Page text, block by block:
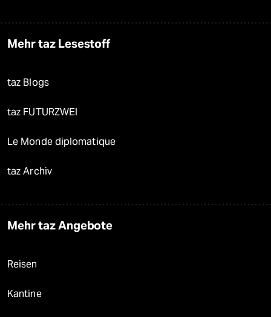
Mehr taz Lesestoff
taz Blogs
taz FUTURZWEI
Le Monde diplomatique
taz Archiv
Mehr taz Angebote
Reisen
Kantine